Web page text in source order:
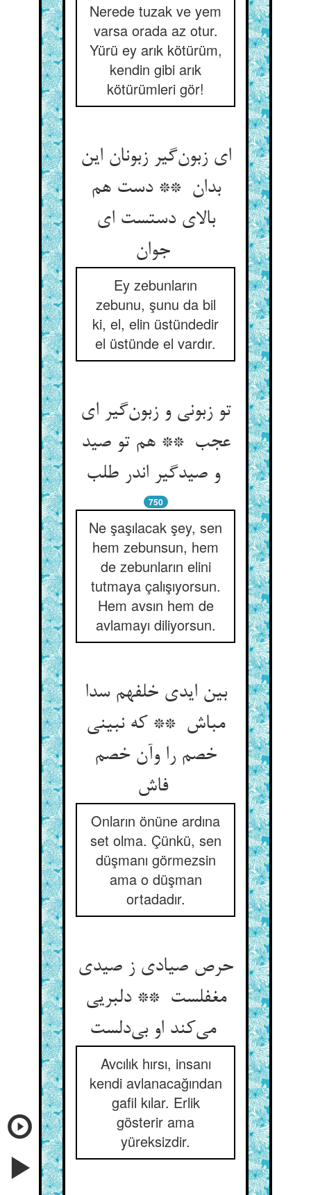
Nerede tuzak ve yem
varsa orada az otur.
Yürü ey arık kötürüm,
kendin gibi arık
kötürümleri gör!
ای زبون‌گیر زبونان این
بدان ** دست هم
بالای دستست ای
Ey zebunların
zebunu, şunu da bil
ki, el, elin üstündedir
el üstünde el vardır.
تو زبونی و زبون‌گیر ای
عجب ** هم تو صید
و صیدگیر اندر طلب
750
Ne şaşılacak şey, sen
hem zebunsun, hem
de zebunların elini
tutmaya çalışıyorsun.
Hem avsın hem de
avlamayı diliyorsun.
بین ایدی خلفهم سدا
مباش ** که نبینی
خصم را وآن خصم
فاش
Onların önüne ardına
set olma. Çünkü, sen
düşmanı görmezsin
ama o düşman
ortadadır.
حرص صیادی ز صیدی
مغفلست ** دلبریی
می‌کند او بی‌دلست
Avcılık hırsı, insanı
kendi avlanacağından
gafil kılar. Erlik
gösterir ama
yüreksizdir.